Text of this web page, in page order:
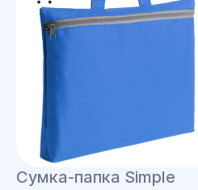
Сумка-папка Simple